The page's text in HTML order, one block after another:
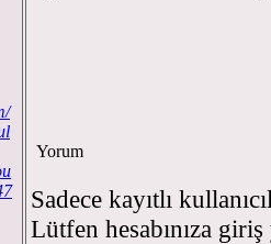
Yorum
Sadece kayıtlı
Lütfen hesabınıza